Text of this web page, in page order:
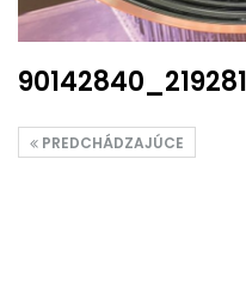
PREDCHÁDZAJÚCE